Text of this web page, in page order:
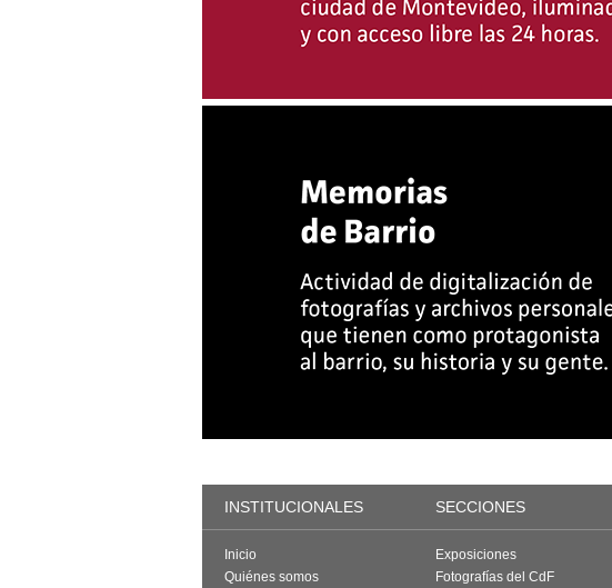
INSTITUCIONALES SECCIONES
Inicio
Quiénes somos
Exposiciones
Fotografías del CdF